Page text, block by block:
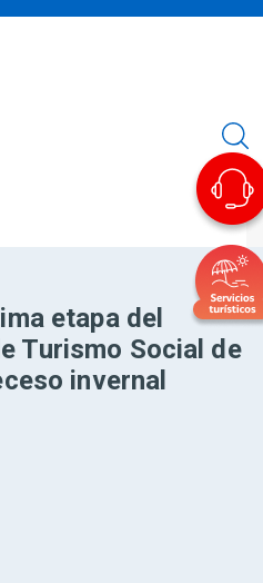
etapa del
Turismo Social de
invernal